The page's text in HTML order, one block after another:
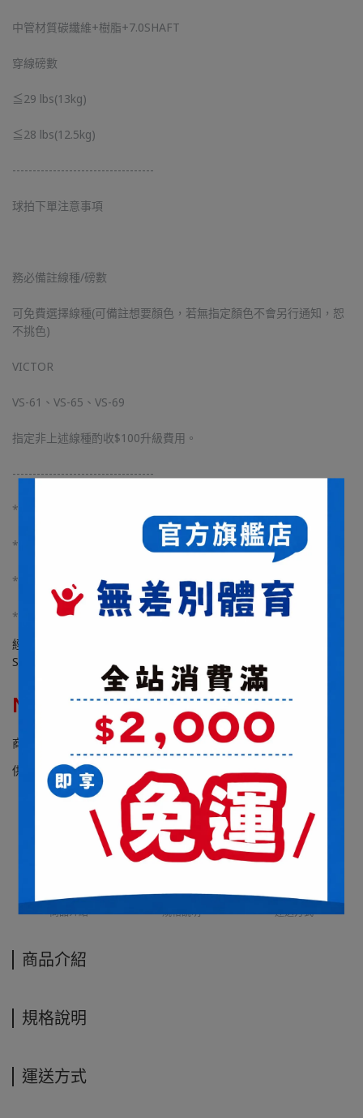
中管材質碳纖維+樹脂+7.0SHAFT
穿線磅數
≦29 lbs(13kg)
≦28 lbs(12.5kg)
-----------------------------------
球拍下單注意事項
務必備註線種/磅數
可免費選擇線種(可備註想要顏色，若無指定顏色不會另行通知，恕
不挑色)
VICTOR
VS-61、VS-65、VS-69
指定非上述線種酌收$100升級費用。
-----------------------------------
*若下單未備註線種磅數且聊聊未回覆皆已不挑線種24磅施工
*穿線方式皆以YONEX兩線四結空拍上機施工
*球拍長度較長僅能接受貨運宅配(貨運六日無提供送貨服務)
*球拍為客製化商品，若無瑕疵恕不接受退換貨
經典鐵錘進攻升級！箱形拍框導入強疊層系統，強韌耐高磅；6.8
SHAFT中管結合懸浮核心科技手柄，手感舒適，釋放進攻角度。
NT$1,870 NT$2,880
商品編號:
供貨狀況:尚有庫存
商品介紹 規格說明 運送方式
商品介紹
規格說明
運送方式